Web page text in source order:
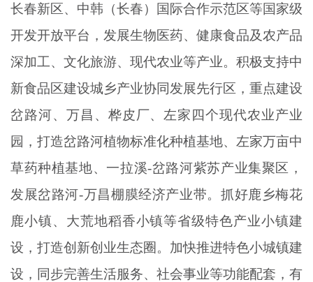
长春新区、中韩（长春）国际合作示范区等国家级
开发开放平台，发展生物医药、健康食品及农产品
深加工、文化旅游、现代农业等产业。积极支持中
新食品区建设城乡产业协同发展先行区，重点建设
岔路河、万昌、桦皮厂、左家四个现代农业产业
园，打造岔路河植物标准化种植基地、左家万亩中
草药种植基地、一拉溪-岔路河紫苏产业集聚区，
发展岔路河-万昌棚膜经济产业带。抓好鹿乡梅花
鹿小镇、大荒地稻香小镇等省级特色产业小镇建
设，打造创新创业生态圈。加快推进特色小城镇建
设，同步完善生活服务、社会事业等功能配套，有